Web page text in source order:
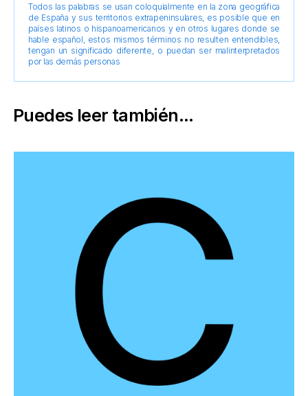
Todos las palabras se usan coloquialmente en la zona geográfica
de España y sus territorios extrapeninsulares, es posible que en
países latinos o hispanoamericanos y en otros lugares donde se
hable español, estos mismos términos no resulten entendibles,
tengan un significado diferente, o puedan ser malinterpretados
por las demás personas
Puedes leer también...